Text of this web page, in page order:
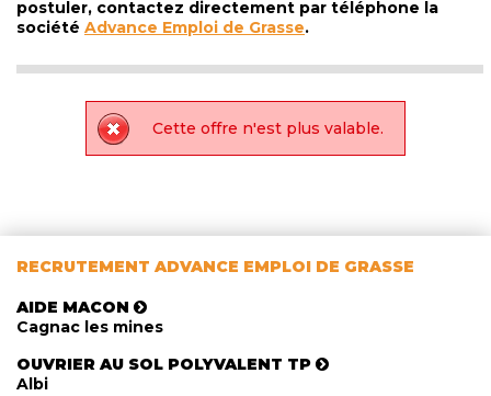
postuler, contactez directement par téléphone la
société Advance Emploi de Grasse.
Cette offre n'est plus valable.
RECRUTEMENT ADVANCE EMPLOI DE GRASSE
AIDE MACON
Cagnac les mines
OUVRIER AU SOL POLYVALENT TP
Albi